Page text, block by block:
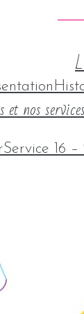
et nos
Service 16 –